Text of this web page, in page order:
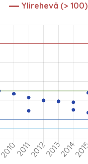
Ylirehevä (> 100)